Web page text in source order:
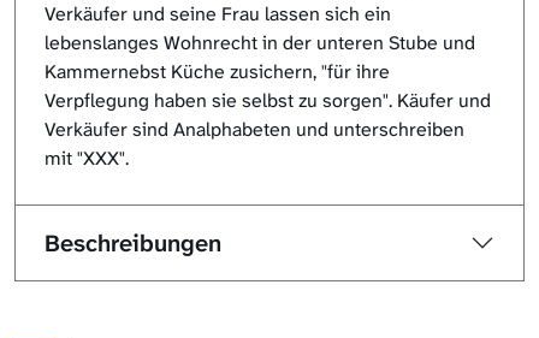
Verkäufer und seine Frau lassen sich ein
lebenslanges Wohnrecht in der unteren Stube und
Kammernebst Küche zusichern, "für ihre
Verpflegung haben sie selbst zu sorgen". Käufer und
Verkäufer sind Analphabeten und unterschreiben
mit "XXX".
Beschreibungen